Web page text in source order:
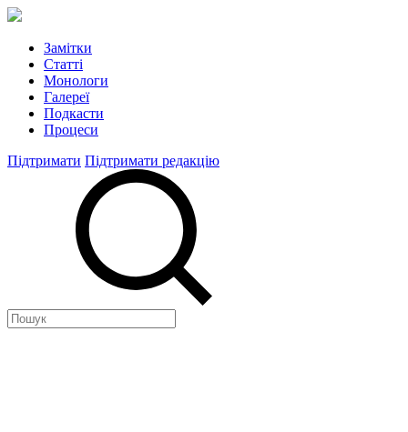
Замітки
Статті
Монологи
Галереї
Подкасти
Процеси
Підтримати Підтримати редакцію